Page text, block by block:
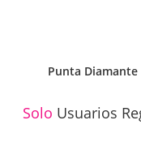
Punta Diamante
Solo Usuarios